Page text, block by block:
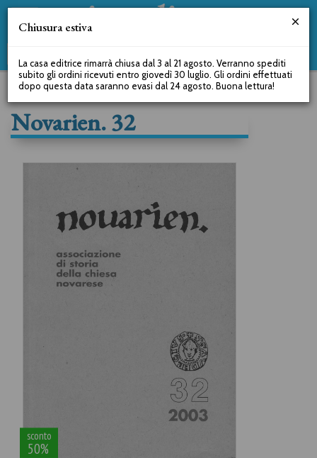
Novarien. 32
sconto
50%
Chiusura estiva
La casa editrice rimarrà chiusa dal 3 al 21 agosto. Verranno spediti
subito gli ordini ricevuti entro giovedì 30 luglio. Gli ordini effettuati
dopo questa data saranno evasi dal 24 agosto. Buona lettura!